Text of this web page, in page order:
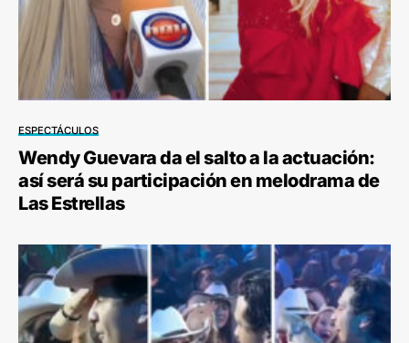
ESPECTÁCULOS
Wendy Guevara da el salto a la actuación:
así será su participación en melodrama de
Las Estrellas